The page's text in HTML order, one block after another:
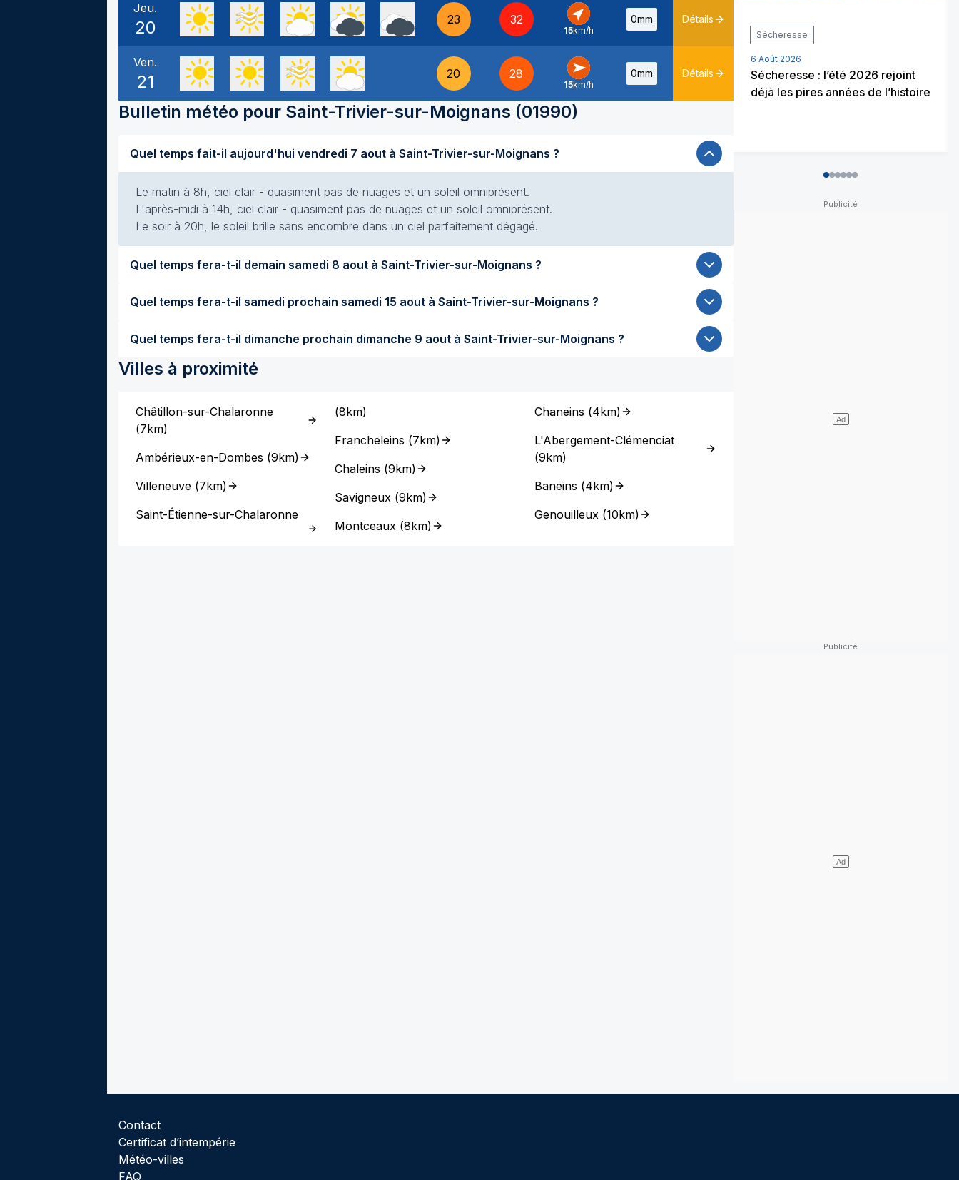
Jeu.
20 23 32
SO -
15km/h
0mm Détails
Ven.
21 20 28
O -
15km/h
0mm Détails
Bulletin météo pour Saint-Trivier-sur-Moignans (01990)
Quel temps fait-il aujourd'hui vendredi 7 aout à Saint-Trivier-sur-Moignans ?
Le matin à 8h, ciel clair - quasiment pas de nuages et un soleil omniprésent.
L'après-midi à 14h, ciel clair - quasiment pas de nuages et un soleil omniprésent.
Le soir à 20h, le soleil brille sans encombre dans un ciel parfaitement dégagé.
Quel temps fera-t-il demain samedi 8 aout à Saint-Trivier-sur-Moignans ?
Quel temps fera-t-il samedi prochain samedi 15 aout à Saint-Trivier-sur-Moignans ?
Quel temps fera-t-il dimanche prochain dimanche 9 aout à Saint-Trivier-sur-Moignans ?
Villes à proximité
Châtillon-sur-Chalaronne
(7km)
Ambérieux-en-Dombes (9km)
Villeneuve (7km)
Saint-Étienne-sur-Chalaronne
(8km)
Francheleins (7km)
Chaleins (9km)
Savigneux (9km)
Montceaux (8km)
Chaneins (4km)
L'Abergement-Clémenciat
(9km)
Baneins (4km)
Genouilleux(10km)
Sécheresse
6 Août 2026
Sécheresse : l’été 2026 rejoint
déjà les pires années de l’histoire
Contact
Certificat d’intempérie
Météo-villes
FAQ